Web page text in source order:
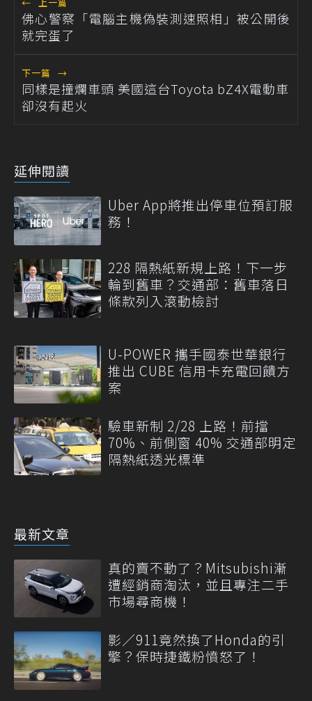
佛心警察「電腦主機偽裝測速照相」被公開後
就完蛋了
下一篇 →
同樣是撞爛車頭 美國這台Toyota bZ4X電動車
卻沒有起火
延伸閱讀
Uber App將推出停車位預訂服
務！
228 隔熱紙新規上路！下一步
輪到舊車？交通部：舊車落日
條款列入滾動檢討
U-POWER 攜手國泰世華銀行
推出 CUBE 信用卡充電回饋方
案
驗車新制 2/28 上路！前擋
70%、前側窗 40% 交通部明定
隔熱紙透光標準
最新文章
真的賣不動了？Mitsubishi漸
遭經銷商淘汰，並且專注二手
市場尋商機！
影／911竟然換了Honda的引
擎？保時捷鐵粉憤怒了！